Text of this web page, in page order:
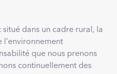
dans un cadre rural, la
l'environnement
que nous prenons
continuellement des